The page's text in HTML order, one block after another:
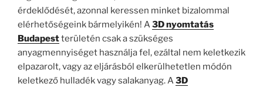
érdeklődését, azonnal keressen minket bizalommal
elérhetőségeink bármelyikén! A3D nyomtatás
Budapestterületén csak a szükséges
anyagmennyiséget használja fel, ezáltal nem keletkezik
elpazarolt, vagy az eljárásból elkerülhetetlen módón
keletkező hulladék vagy salakanyag. A3D